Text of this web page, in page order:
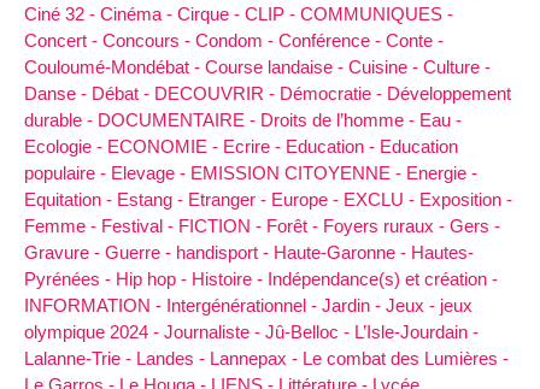
Ciné 32 - Cinéma - Cirque - CLIP - COMMUNIQUES -
Concert - Concours - Condom - Conférence - Conte -
Couloumé-Mondébat - Course landaise - Cuisine - Culture -
Danse - Débat - DECOUVRIR - Démocratie - Développement
durable - DOCUMENTAIRE - Droits de l’homme - Eau -
Ecologie - ECONOMIE - Ecrire - Education - Education
populaire - Elevage - EMISSION CITOYENNE - Energie -
Equitation - Estang - Etranger - Europe - EXCLU - Exposition -
Femme - Festival - FICTION - Forêt - Foyers ruraux - Gers -
Gravure - Guerre - handisport - Haute-Garonne - Hautes-
Pyrénées - Hip hop - Histoire - Indépendance(s) et création -
INFORMATION - Intergénérationnel - Jardin - Jeux - jeux
olympique 2024 - Journaliste - Jû-Belloc - L’Isle-Jourdain -
Lalanne-Trie - Landes - Lannepax - Le combat des Lumières -